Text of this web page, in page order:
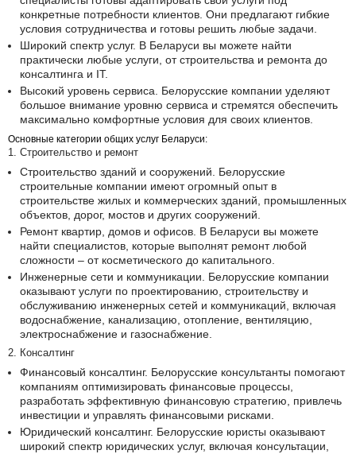
конкретные потребности клиентов. Они предлагают гибкие
условия сотрудничества и готовы решить любые задачи.
Широкий спектр услуг. В Беларуси вы можете найти
практически любые услуги, от строительства и ремонта до
консалтинга и IT.
Высокий уровень сервиса. Белорусские компании уделяют
большое внимание уровню сервиса и стремятся обеспечить
максимально комфортные условия для своих клиентов.
Основные категории общих услуг Беларуси:
1. Строительство и ремонт
Строительство зданий и сооружений. Белорусские
строительные компании имеют огромный опыт в
строительстве жилых и коммерческих зданий, промышленных
объектов, дорог, мостов и других сооружений.
Ремонт квартир, домов и офисов. В Беларуси вы можете
найти специалистов, которые выполнят ремонт любой
сложности – от косметического до капитального.
Инженерные сети и коммуникации. Белорусские компании
оказывают услуги по проектированию, строительству и
обслуживанию инженерных сетей и коммуникаций, включая
водоснабжение, канализацию, отопление, вентиляцию,
электроснабжение и газоснабжение.
2. Консалтинг
Финансовый консалтинг. Белорусские консультанты помогают
компаниям оптимизировать финансовые процессы,
разработать эффективную финансовую стратегию, привлечь
инвестиции и управлять финансовыми рисками.
Юридический консалтинг. Белорусские юристы оказывают
широкий спектр юридических услуг, включая консультации,